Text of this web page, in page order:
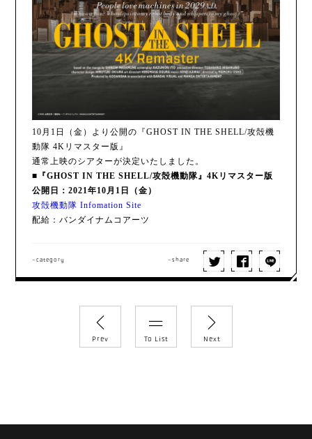
10月1日（金）より公開の『GHOST IN THE SHELL/攻殻機
動隊 4Kリマスター版』
通常上映のシアターが決定いたしました。
■『GHOST IN THE SHELL/攻殻機動隊』4Kリマスター版
公開日：2021年10月1日（金）
攻殻機動隊 Infomation Site
配給：バンダイナムコアーツ
-category -share
Prev To List Next